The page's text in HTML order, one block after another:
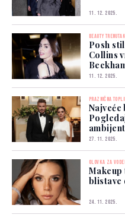
11. 12. 2025.
BEAUTY
Posh
Collins
11. 12. 2025.
PRAZNIČNA
Najveće
27. 11. 2025.
OLOVKA ZA
Makeup
blistave
24. 11. 2025.